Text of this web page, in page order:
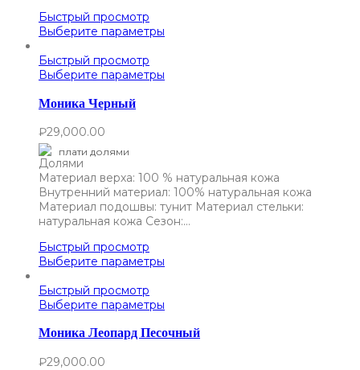
Быстрый просмотр
Выберите параметры
Быстрый просмотр
Выберите параметры
Моника Черный
₽29,000.00
плати долями
Материал верха: 100 % натуральная кожа
Внутренний материал: 100% натуральная кожа
Материал подошвы: тунит Материал стельки:
натуральная кожа Сезон:…
Быстрый просмотр
Выберите параметры
Быстрый просмотр
Выберите параметры
Моника Леопард Песочный
₽29,000.00